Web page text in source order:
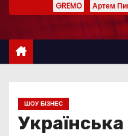
и
GREMO
Артем
ШОУ БІЗНЕС
Українська